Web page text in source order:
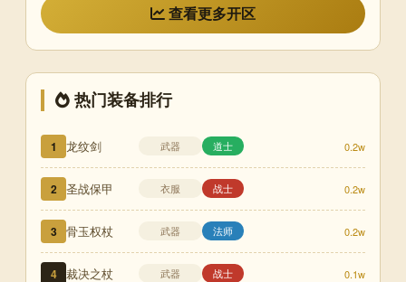
查看更多开区
热门装备排行
1 龙纹剑 武器 道士 0.2w
2 圣战保甲 衣服 战士 0.2w
3 骨玉权杖 武器 法师 0.2w
4 裁决之杖 武器 战士 0.1w